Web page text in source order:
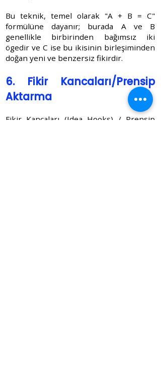
Bu teknik, temel olarak "A + B = C"
formülüne dayanır; burada A ve B
genellikle birbirinden bağımsız iki
ögedir ve C ise bu ikisinin birleşiminden
doğan yeni ve benzersiz fikirdir.
6. Fikir Kancaları/Prensip
Aktarma
Fikir Kancaları (Idea Hooks) / Prensip